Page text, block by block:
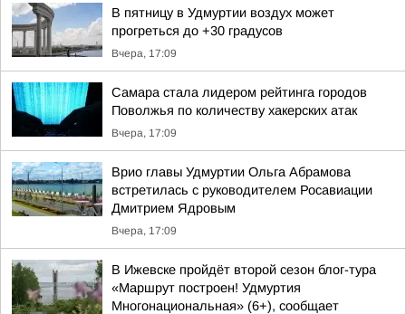
В пятницу в Удмуртии воздух может
прогреться до +30 градусов
Вчера, 17:09
Самара стала лидером рейтинга городов
Поволжья по количеству хакерских атак
Вчера, 17:09
Врио главы Удмуртии Ольга Абрамова
встретилась с руководителем Росавиации
Дмитрием Ядровым
Вчера, 17:09
В Ижевске пройдёт второй сезон блог-тура
«Маршрут построен! Удмуртия
Многонациональная» (6+), сообщает